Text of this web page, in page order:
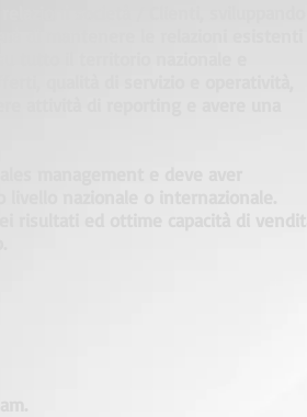
società / Clienti, sviluppando
di mantenere le relazioni esistenti
tutto il territorio nazionale e
qualità di servizio e operatività,
attività di reporting e avere una
management e deve aver
nazionale o internazionale.
risultati ed ottime capacità di vendita